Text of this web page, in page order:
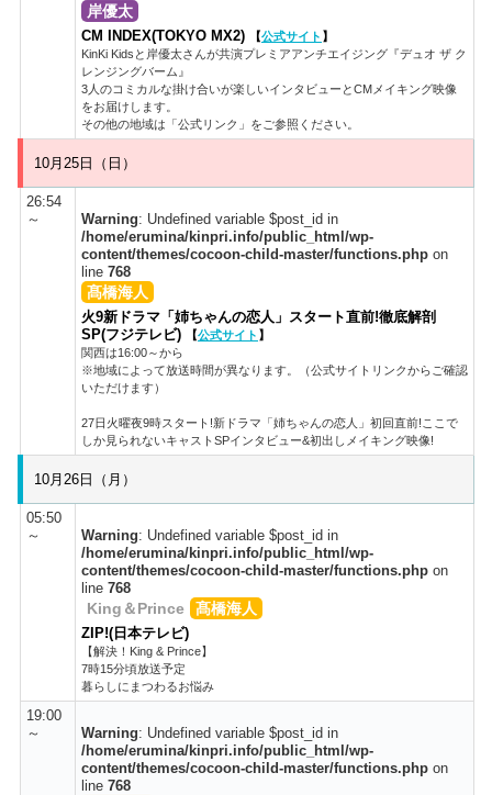
岸優太
CM INDEX(TOKYO MX2) 【公式サイト 】
KinKi Kidsと岸優太さんが共演プレミアアンチエイジング『デュオ ザ ク
レンジングバーム』
3人のコミカルな掛け合いが楽しいインタビューとCMメイキング映像
をお届けします。
その他の地域は「公式リンク」をご参照ください。
10月25日（日）
26:54
～
Warning: Undefined variable $post_id in
/home/erumina/kinpri.info/public_html/wp-
content/themes/cocoon-child-master/functions.php on
line 768
髙橋海人
火9新ドラマ「姉ちゃんの恋人」スタート直前!徹底解剖
SP(フジテレビ)
【公式サイト 】
関西は16:00～から
※地域によって放送時間が異なります。（公式サイトリンクからご確認
いただけます）
27日火曜夜9時スタート!新ドラマ「姉ちゃんの恋人」初回直前!ここで
しか見られないキャストSPインタビュー&初出しメイキング映像!
10月26日（月）
05:50
～
Warning: Undefined variable $post_id in
/home/erumina/kinpri.info/public_html/wp-
content/themes/cocoon-child-master/functions.php on
line 768
King＆Prince 髙橋海人
ZIP!(日本テレビ)
【解決！King & Prince】
7時15分頃放送予定
暮らしにまつわるお悩み
19:00
～
Warning: Undefined variable $post_id in
/home/erumina/kinpri.info/public_html/wp-
content/themes/cocoon-child-master/functions.php on
line 768